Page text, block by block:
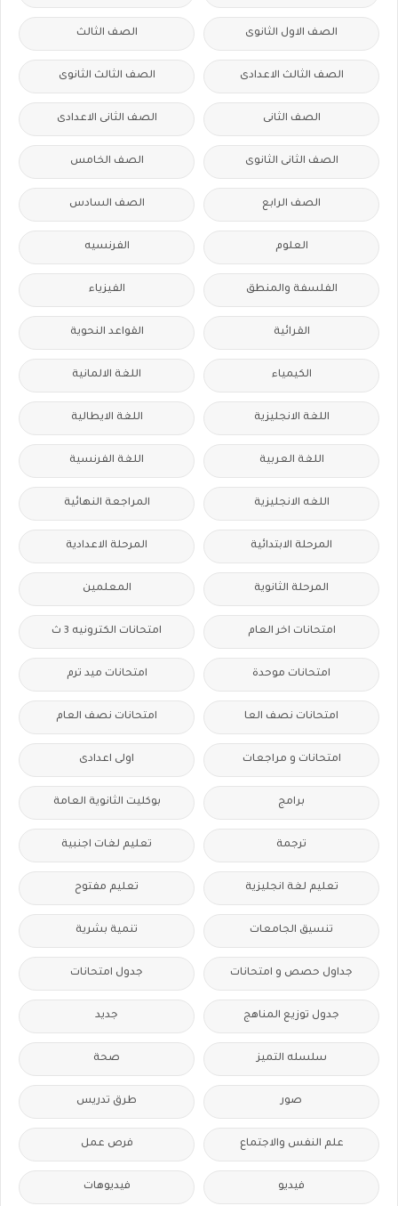
الصف الاول الثانوى الصف الثالث
الصف الثالث الاعدادى الصف الثالث الثانوى
الصف الثانى الصف الثانى الاعدادى
الصف الثانى الثانوى الصف الخامس
الصف الرابع الصف السادس
العلوم الفرنسيه
الفلسفة والمنطق الفيزياء
القرائية القواعد النحوية
الكيمياء اللغة الالمانية
اللغة الانجليزية اللغة الايطالية
اللغة العربية اللغة الفرنسية
اللغه الانجليزية المراجعة النهائية
المرحلة الابتدائية المرحلة الاعدادية
المرحلة الثانوية المعلمين
امتحانات اخر العام امتحانات الكترونيه 3 ث
امتحانات موحدة امتحانات ميد ترم
امتحانات نصف العا امتحانات نصف العام
امتحانات و مراجعات اولى اعدادى
برامج بوكليت الثانوية العامة
ترجمة تعليم لغات اجنبية
تعليم لغة انجليزية تعليم مفتوح
تنسيق الجامعات تنمية بشرية
جداول حصص و امتحانات جدول امتحانات
جدول توزيع المناهج جديد
سلسله التميز صحة
صور طرق تدريس
علم النفس والاجتماع فرص عمل
فيديو فيديوهات